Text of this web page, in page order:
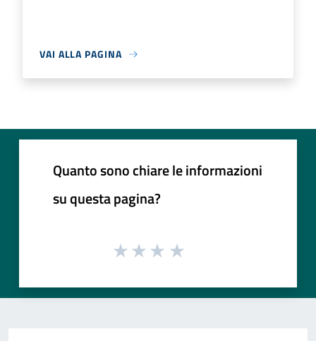
VAI ALLA PAGINA
Quanto sono chiare le informazioni
su questa pagina?